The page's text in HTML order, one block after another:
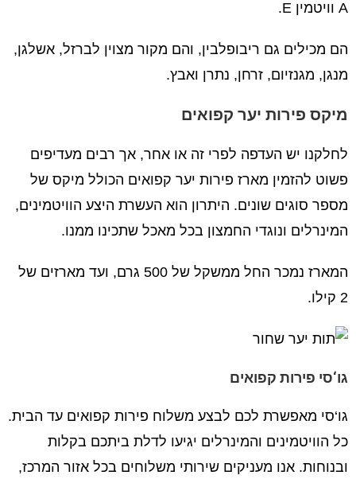
A וויטמין E.
הם מכילים גם ריבופלבין, והם מקור מצוין לברזל, אשלגן,
מנגן, מגנזיום, זרחן, נתרן ואבץ.
מיקס פירות יער קפואים
לחלקנו יש העדפה לפרי זה או אחר, אך רבים מעדיפים
פשוט להזמין מארז פירות יער קפואים הכולל מיקס של
מספר סוגים שונים. היתרון הוא העשרת היצע הוויטמינים,
המינרלים ונוגדי החמצון בכל מאכל שתכינו ממנו.
המארז נמכר החל ממשקל של 500 גרם, ועד מארזים של
2 קילו.
גו‘סי פירות קפואים
גו‘סי מאפשרת לכם לבצע משלוח פירות קפואים עד הבית.
כל הוויטמינים והמינרלים יגיעו לדלת ביתכם בקלות
ובנוחות. אנו מעניקים שירותי משלוחים בכל אזור המרכז,